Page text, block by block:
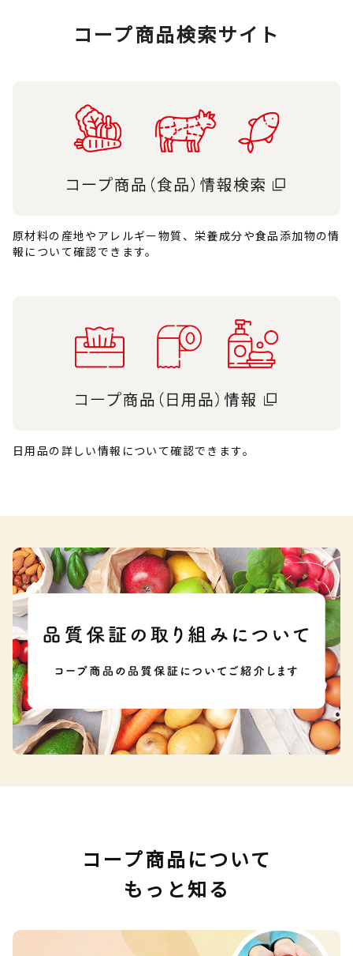
コープ商品検索サイト
原材料の産地やアレルギー物質、栄養成分や食品添加物の情
報について確認できます。
日用品の詳しい情報について確認できます。
コープ商品について
もっと知る